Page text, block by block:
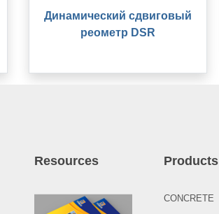
Динамический сдвиговый
реометр DSR
Resources Products
CONCRETE